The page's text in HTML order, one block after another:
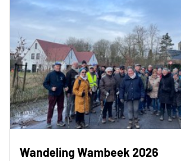
Wandeling Wambeek 2026